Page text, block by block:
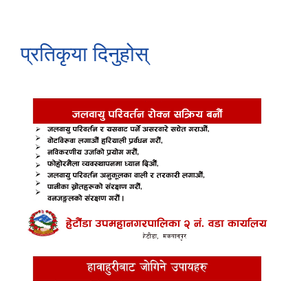
प्रतिकृया दिनुहोस्